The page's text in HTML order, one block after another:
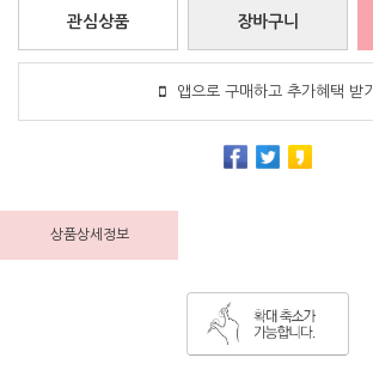
장바구니
관심상품
앱으로 구매하고 추가혜택 받기
상품상세정보